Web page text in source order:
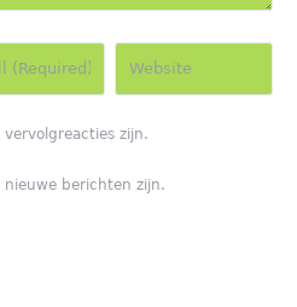
zijn.
berichten zijn.